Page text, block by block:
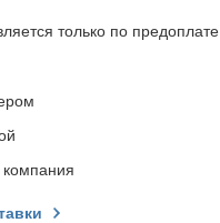
только по предоплате.